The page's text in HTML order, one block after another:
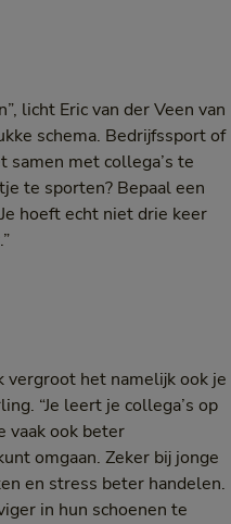
licht Eric van der Veen van
schema. Bedrijfssport of
met collega’s te
te sporten? Bepaal een
hoeft echt niet drie keer
vergroot het namelijk ook je
“Je leert je collega’s op
vaak ook beter
omgaan. Zeker bij jonge
en stress beter handelen.
in hun schoenen te